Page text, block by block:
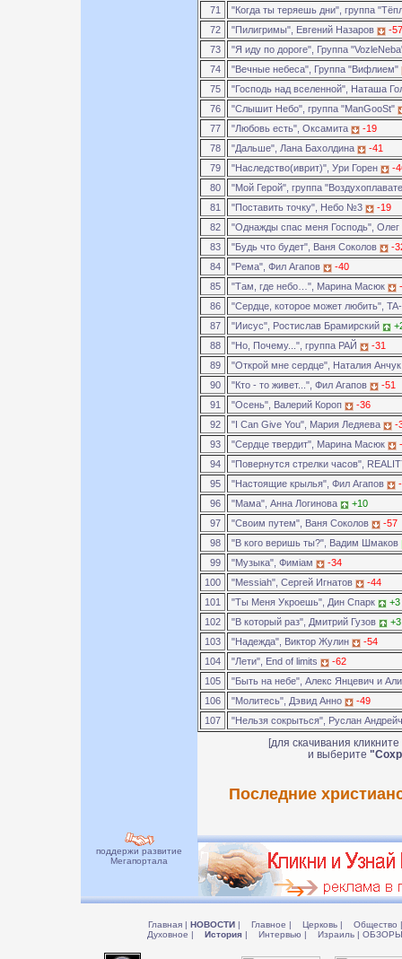
71
"Когда ты теряешь дни", группа
72
"Пилигримы", Евгений Назаров
-57
73
"Я иду по дороге", Группа
74
"Вечные небеса", Группа "Вифлием"
75
"Господь над вселенной", Наташа
76
"Слышит Небо", группа "ManGooSt"
77
"Любовь есть", Оксамита
-19
78
"Дальше", Лана Бахолдина
-41
79
"Наследство(иврит)", Ури Горен
-
80
"Мой Герой", группа
81
"Поставить точку", Небо №3
-19
82
"Однажды спас меня Господь",
83
"Будь что будет", Ваня Соколов
-
84
"Рема", Фил Агапов
-40
85
"Там, где небо…", Марина Масюк
86
"Сердце, которое может любить",
87
"Иисус", Ростислав Брамирский
88
"Но, Почему...", группа РАЙ
-31
89
"Открой мне сердце", Наталия
90
"Кто - то живет...", Фил Агапов
-51
91
"Осень", Валерий Короп
-36
92
"I Can Give You", Мария Ледяева
-
93
"Сердце твердит", Марина Масюк
94
"Повернутся стрелки часов",
95
"Настоящие крылья", Фил Агапов
96
"Мама", Анна Логинова
+10
97
"Своим путем", Ваня Соколов
-57
98
"В кого веришь ты?", Вадим Шмаков
99
"Музыка", Фимiам
-34
100
"Messiah", Сергей Игнатов
-44
101
"Ты Меня Укроешь", Дин Спарк
+3
102
"В который раз", Дмитрий Гузов
+3
103
"Надежда", Виктор Жулин
-54
104
"Лети", End of limits
-62
105
"Быть на небе", Алекс Янцевич и
106
"Молитесь", Дэвид Анно
-49
107
"Нельзя сокрыться", Руслан
[для скачивания
и выберите
Последние
поддержи развитие
Мегапортала
Главная | НОВОСТИ | Главное | Церковь | Общество |
Духовное | История | Интервью | Израиль |